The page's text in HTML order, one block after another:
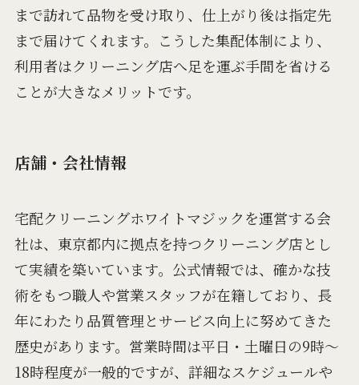
まで訪れて品物を受け取り、仕上がり後は指定先
まで届けてくれます。こうした集配体制により、
利用者はクリーニング店へ足を運ぶ手間を省ける
ことが大きなメリットです。
店舗・会社情報
宅配クリーニングホワイトマジックを運営する会
社は、東京都内に拠点を持つクリーニング店とし
て実績を築いています。公式情報では、確かな技
術をもつ職人や営業スタッフが在籍しており、長
年にわたり品質管理とサービス向上に努めてきた
歴史があります。営業時間は平日・土曜日の9時～
18時程度が一般的ですが、詳細なスケジュールや